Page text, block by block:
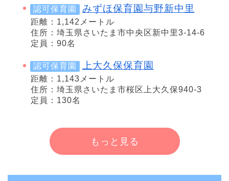
認可保育園 みずほ保育園与野新中里
距離：1,142メートル
住所：埼玉県さいたま市中央区新中里3-14-6
定員：90名
認可保育園 上大久保保育園
距離：1,143メートル
住所：埼玉県さいたま市桜区上大久保940-3
定員：130名
もっと見る